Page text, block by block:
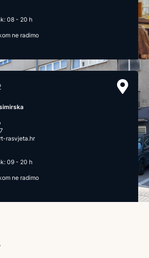
08 - 20 h
ne radimo
rasvjeta.hr
09 - 20 h
ne radimo